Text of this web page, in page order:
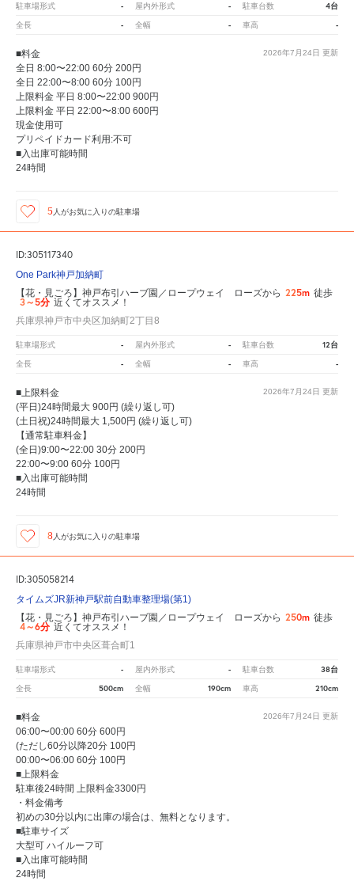
駐車場形式 - 屋内外形式 - 駐車台数 4台
全長 - 全幅 - 車高 -
2026年7月24日 更新
■料金
全日 8:00〜22:00 60分 200円
全日 22:00〜8:00 60分 100円
上限料金 平日 8:00〜22:00 900円
上限料金 平日 22:00〜8:00 600円
現金使用可
プリペイドカード利用:不可
■入出庫可能時間
24時間
5人がお気に入りの駐車場
ID:305117340
One Park神戸加納町
【花・見ごろ】神戸布引ハーブ園／ロープウェイ ローズから 225m 徒歩
3～5分 近くてオススメ！
兵庫県神戸市中央区加納町2丁目8
駐車場形式 - 屋内外形式 - 駐車台数 12台
全長 - 全幅 - 車高 -
2026年7月24日 更新
■上限料金
(平日)24時間最大 900円 (繰り返し可)
(土日祝)24時間最大 1,500円 (繰り返し可)
【通常駐車料金】
(全日)9:00〜22:00 30分 200円
22:00〜9:00 60分 100円
■入出庫可能時間
24時間
8人がお気に入りの駐車場
ID:305058214
タイムズJR新神戸駅前自動車整理場(第1)
【花・見ごろ】神戸布引ハーブ園／ロープウェイ ローズから 250m 徒歩
4～6分 近くてオススメ！
兵庫県神戸市中央区葺合町1
駐車場形式 - 屋内外形式 - 駐車台数 38台
全長 500cm 全幅 190cm 車高 210cm
2026年7月24日 更新
■料金
06:00〜00:00 60分 600円
(ただし60分以降20分 100円
00:00〜06:00 60分 100円
■上限料金
駐車後24時間 上限料金3300円
・料金備考
初めの30分以内に出庫の場合は、無料となります。
■駐車サイズ
大型可 ハイルーフ可
■入出庫可能時間
24時間